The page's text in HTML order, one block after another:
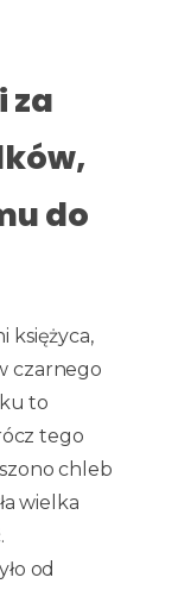
za
do
księżyca,
czarnego
to
tego
chleb
wielka
od